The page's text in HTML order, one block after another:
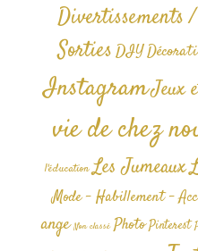
Divertissements
SortiesDIY
InstagramJeux
vie de chez
l'éducation Les Jumeaux
Mode - Habillement -
ange Non classé Photo Pinterest